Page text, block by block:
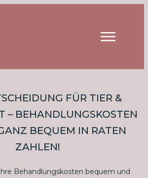
FÜR TIER &
– BEHANDLUNGSKOSTEN
BEQUEM IN RATEN
ZAHLEN!
Behandlungskosten bequem und